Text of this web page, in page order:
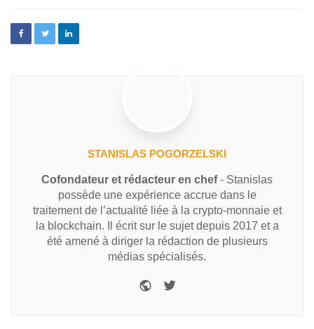
STANISLAS POGORZELSKI
Cofondateur et rédacteur en chef- Stanislas
possède une expérience accrue dans le
traitement de l’actualité liée à la crypto-monnaie et
la blockchain. Il écrit sur le sujet depuis 2017 et a
été amené à diriger la rédaction de plusieurs
médias spécialisés.